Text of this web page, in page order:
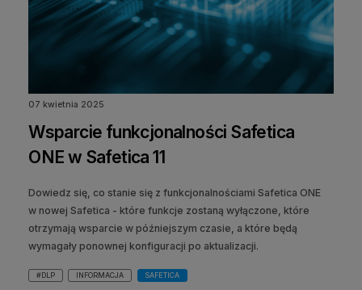
07 kwietnia 2025
Wsparcie funkcjonalności Safetica
ONE w Safetica 11
Dowiedz się, co stanie się z funkcjonalnościami Safetica ONE
w nowej Safetica - które funkcje zostaną wyłączone, które
otrzymają wsparcie w późniejszym czasie, a które będą
wymagały ponownej konfiguracji po aktualizacji.
#DLP INFORMACJA SAFETICA